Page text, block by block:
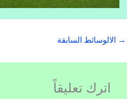
→ الالوسائط السابقة
اترك تعليقاً